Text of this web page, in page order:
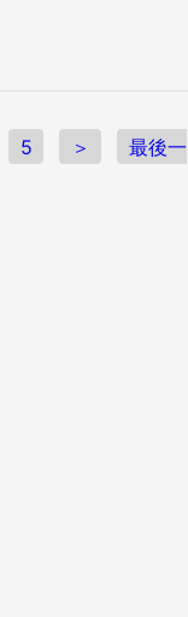
5 ＞
最後一